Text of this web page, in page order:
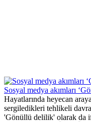
Sosyal medya akımları
Hayatlarında heyecan
sergiledikleri tehlikeli
'Gönüllü delilik' olarak da